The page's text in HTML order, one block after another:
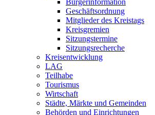
Bürgerinformation
Geschäftsordnung
Mitglieder des Kreistags
Kreisgremien
Sitzungstermine
Sitzungsrecherche
Kreisentwicklung
LAG
Teilhabe
Tourismus
Wirtschaft
Städte, Märkte und Gemeinden
Behörden und Einrichtungen